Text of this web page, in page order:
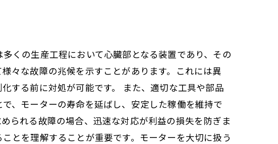
くの生産工程において心臓部となる装置であり、その
々な故障の兆候を示すことがあります。これには異
する前に対処が可能です。 また、適切な工具や部品
、モーターの寿命を延ばし、安定した稼働を維持で
られる故障の場合、迅速な対応が利益の損失を防ぎま
とを理解することが重要です。モーターを大切に扱う